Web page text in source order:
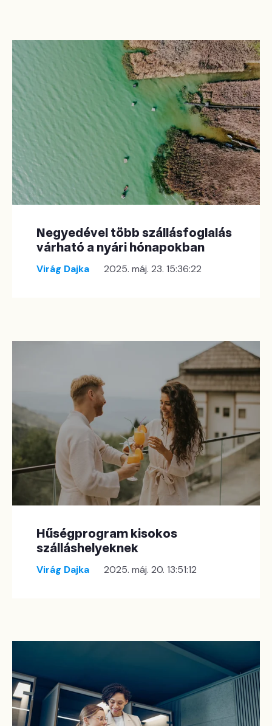
Negyedével több szállásfoglalás
várható a nyári hónapokban
Virág Dajka 2025. máj. 23. 15:36:22
Hűségprogram kisokos
szálláshelyeknek
Virág Dajka 2025. máj. 20. 13:51:12